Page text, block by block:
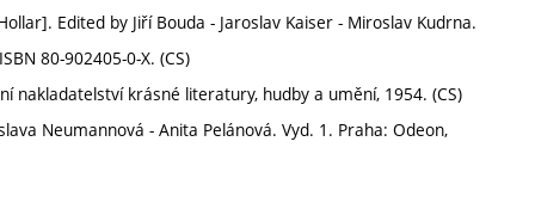
Edited by Jiří Bouda - Jaroslav Kaiser - Miroslav Kudrna.
80-902405-0-X. (CS)
nakladatelství krásné literatury, hudby a umění, 1954. (CS)
Neumannová - Anita Pelánová. Vyd. 1. Praha: Odeon,